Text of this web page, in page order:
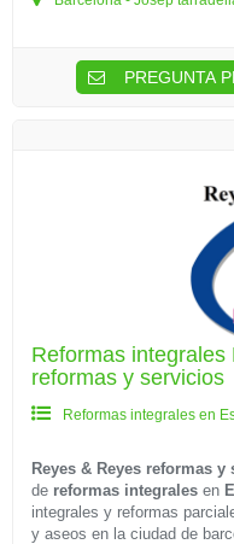
PREGUNTA
Reformas
reformas y servicios
Reformas integrales en
Reyes & Reyes reformas y
de reformas integrales en
integrales y reformas
y aseos en la ciudad de